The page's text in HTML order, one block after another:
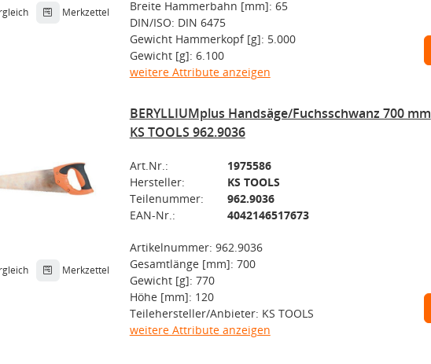
Merkzettel
Breite Hammerbahn [mm]: 65
DIN/ISO: DIN 6475
Gewicht Hammerkopf [g]: 5.000
Gewicht [g]: 6.100
weitere Attribute anzeigen
Merkzettel
BERYLLIUMplus Handsäge/Fuchsschwanz 700 mm
KS TOOLS 962.9036
Art.Nr.:
1975586
Hersteller:
KS TOOLS
Teilenummer:
962.9036
EAN-Nr.:
4042146517673
Artikelnummer: 962.9036
Gesamtlänge [mm]: 700
Gewicht [g]: 770
Höhe [mm]: 120
Teilehersteller/Anbieter: KS TOOLS
weitere Attribute anzeigen